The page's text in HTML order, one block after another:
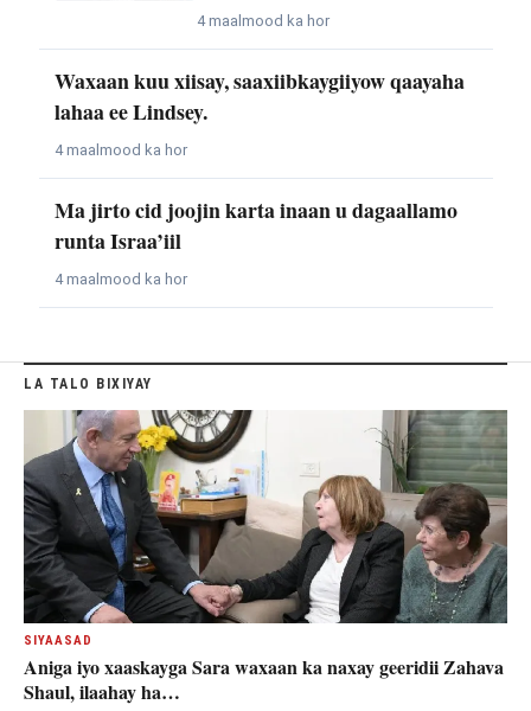
4 maalmood ka hor
Waxaan kuu xiisay, saaxiibkaygiiyow qaayaha
lahaa ee Lindsey.
4 maalmood ka hor
Ma jirto cid joojin karta inaan u dagaallamo
runta Israa’iil
4 maalmood ka hor
LA TALO BIXIYAY
SIYAASAD
Aniga iyo xaaskayga Sara waxaan ka naxay geeridii Zahava
Shaul, ilaahay ha…